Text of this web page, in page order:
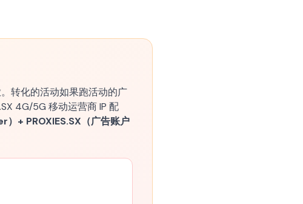
转化的活动如果跑活动的广
4G/5G 移动运营商 IP 配
+ PROXIES.SX（广告账户